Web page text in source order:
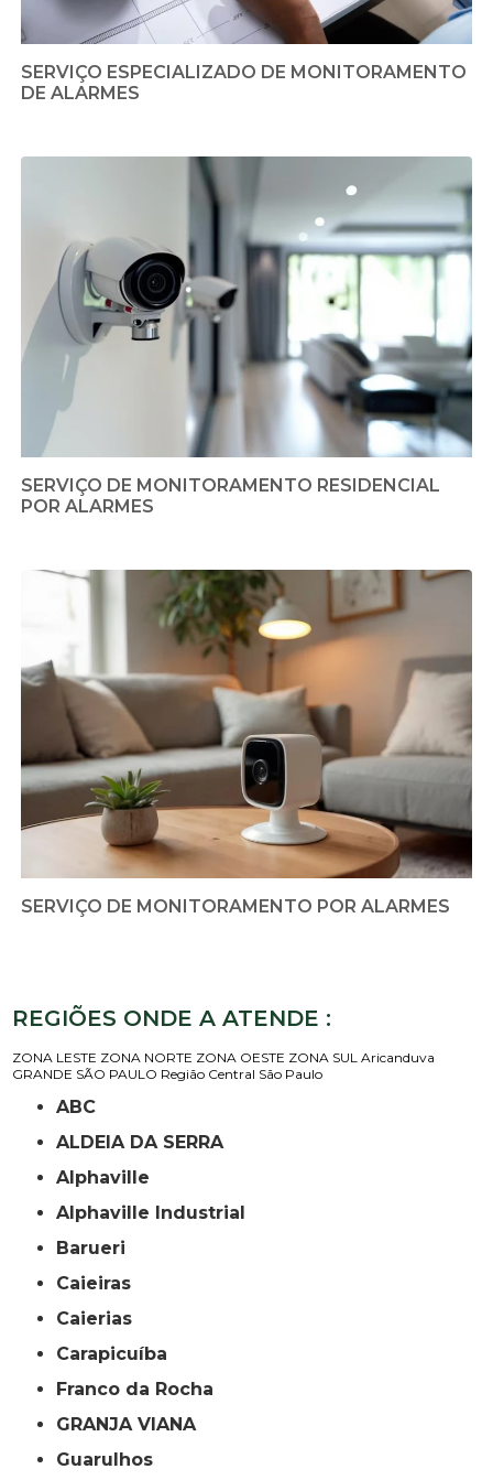
SERVIÇO ESPECIALIZADO DE MONITORAMENTO
DE ALARMES
SERVIÇO DE MONITORAMENTO RESIDENCIAL
POR ALARMES
SERVIÇO DE MONITORAMENTO POR ALARMES
REGIÕES ONDE A ATENDE :
ZONA LESTE ZONA NORTE ZONA OESTE ZONA SUL Aricanduva
GRANDE SÃO PAULO Região Central São Paulo
ABC
ALDEIA DA SERRA
Alphaville
Alphaville Industrial
Barueri
Caieiras
Caierias
Carapicuíba
Franco da Rocha
GRANJA VIANA
Guarulhos